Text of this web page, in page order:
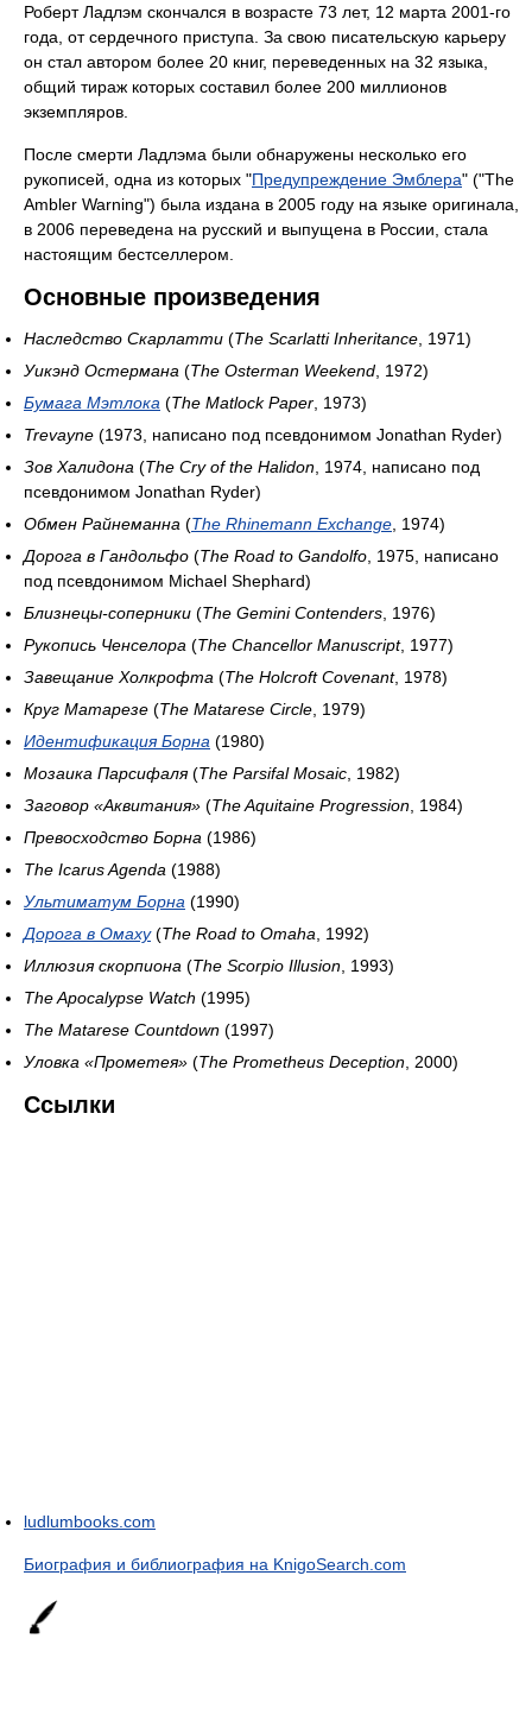
Роберт Ладлэм скончался в возрасте 73 лет, 12 марта 2001-го
года, от сердечного приступа. За свою писательскую карьеру
он стал автором более 20 книг, переведенных на 32 языка,
общий тираж которых составил более 200 миллионов
экземпляров.
После смерти Ладлэма были обнаружены несколько его
рукописей, одна из которых "Предупреждение Эмблера" ("The
Ambler Warning") была издана в 2005 году на языке оригинала,
в 2006 переведена на русский и выпущена в России, стала
настоящим бестселлером.
Основные произведения
Наследство Скарлатти (The Scarlatti Inheritance , 1971)
Уикэнд Остермана (The Osterman Weekend , 1972)
Бумага Мэтлока (The Matlock Paper , 1973)
Trevayne (1973, написано под псевдонимом Jonathan Ryder)
Зов Халидона (The Cry of the Halidon , 1974, написано под
псевдонимом Jonathan Ryder)
Обмен Райнеманна (The Rhinemann Exchange , 1974)
Дорога в Гандольфо (The Road to Gandolfo , 1975, написано
под псевдонимом Michael Shephard)
Близнецы-соперники (The Gemini Contenders , 1976)
Рукопись Ченселора (The Chancellor Manuscript, 1977)
Завещание Холкрофта (The Holcroft Covenant, 1978)
Круг Матарезе (The Matarese Circle , 1979)
Идентификация Борна (1980)
Мозаика Парсифаля(The Parsifal Mosaic , 1982)
Заговор «Аквитания» (The Aquitaine Progression , 1984)
Превосходство Борна (1986)
The Icarus Agenda (1988)
Ультиматум Борна (1990)
Дорога в Омаху(The Road to Omaha , 1992)
Иллюзия скорпиона (The Scorpio Illusion , 1993)
The Apocalypse Watch (1995)
The Matarese Countdown (1997)
Уловка «Прометея» (The Prometheus Deception , 2000)
Ссылки
ludlumbooks.com
Биография и библиография на KnigoSearch.com